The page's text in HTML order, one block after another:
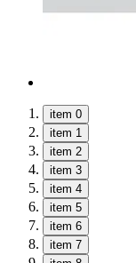
item 0
item 1
item 2
item 3
item 4
item 5
item 6
item 7